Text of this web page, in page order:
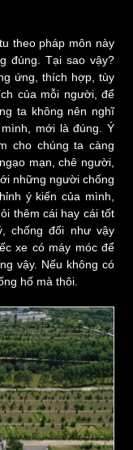
theo pháp môn này
đúng. Tại sao vậy?
ứng, thích hợp, tùy
của mỗi người, để
ta không nên nghĩ
mới là đúng. Ý
cho chúng ta càng
mạn, chê người,
những người chống
ý kiến của mình,
thêm cái hay cái tốt
chống đối như vậy
xe có máy móc để
vậy. Nếu không có
hố mà thôi.